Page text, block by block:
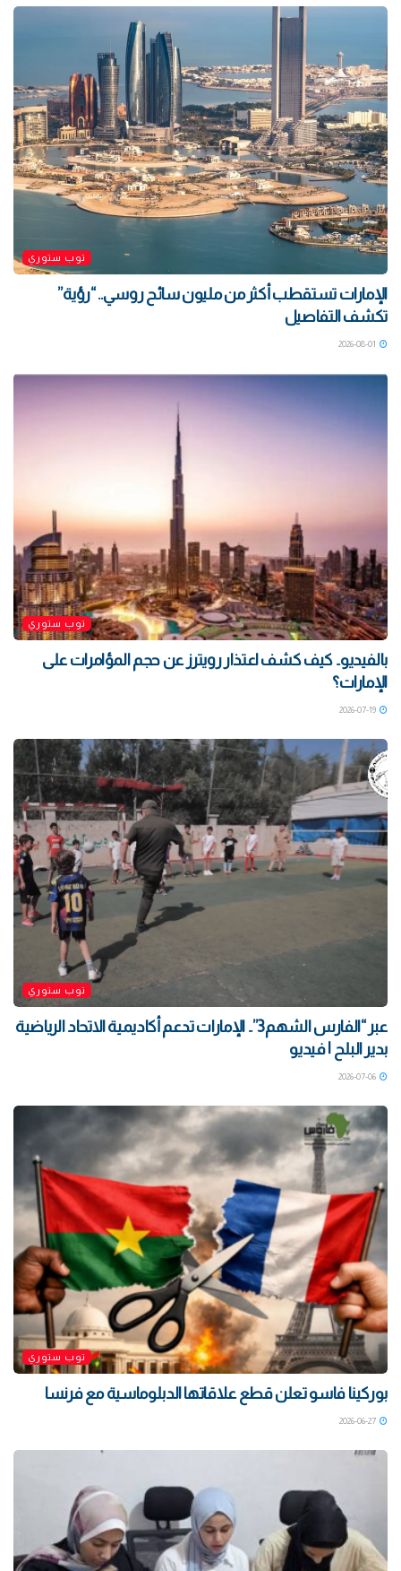
توب ستوري
الإمارات تستقطب أكثر من مليون سائح روسي.. “رؤية”
تكشف التفاصيل
توب ستوري
بالفيديو.. كيف كشف اعتذار رويترز عن حجم المؤامرات على
الإمارات؟
توب ستوري
‏عبر “الفارس الشهم3”.. الإمارات تدعم أكاديمية الاتحاد الرياضية
بدير البلح | فيديو
توب ستوري
بوركينا فاسو تعلن قطع علاقاتها الدبلوماسية مع فرنسا